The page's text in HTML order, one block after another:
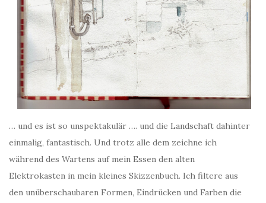
… und es ist so unspektakulär …. und die Landschaft dahinter
einmalig, fantastisch. Und trotz alle dem zeichne ich
während des Wartens auf mein Essen den alten
Elektrokasten in mein kleines Skizzenbuch. Ich filtere aus
den unüberschaubaren Formen, Eindrücken und Farben die